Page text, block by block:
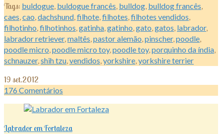
Tags: buldogue, buldogue francês, bulldog, bulldog francês,
caes,cao,dachshund,filhote,filhotes,filhotes vendidos,
filhotinho,filhotinhos,gatinha,gatinho,gato,gatos, labrador,
labrador retriever,maltês,pastor alemão,pinscher,poodle,
poodle micro,poodle micro toy,poodle toy,porquinho da índia,
schnauzer,shih tzu,vendidos,yorkshire,yorkshire terrier
19 set.2012
176Comentários
Labrador em Fortaleza